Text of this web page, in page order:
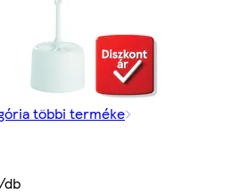
többi terméke
db